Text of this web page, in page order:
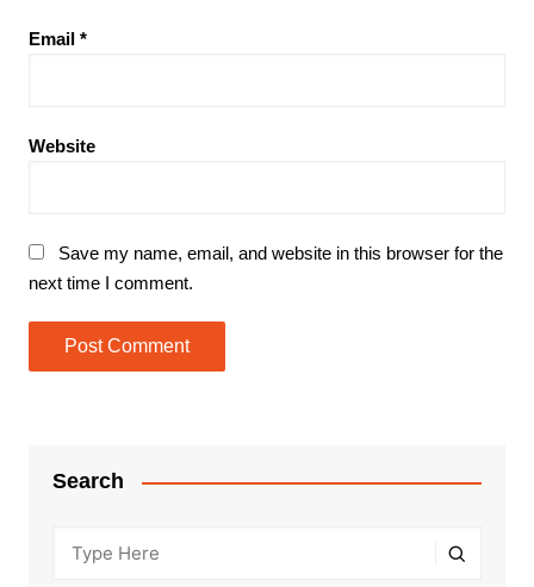
Email *
Website
Save my name, email, and website in this browser for the
next time I comment.
Search